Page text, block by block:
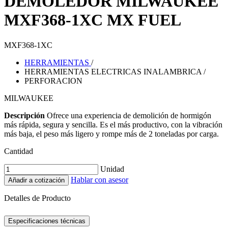
MXF368-1XC MX FUEL
MXF368-1XC
HERRAMIENTAS /
HERRAMIENTAS ELECTRICAS INALAMBRICA /
PERFORACION
MILWAUKEE
Descripción Ofrece una experiencia de demolición de hormigón
más rápida, segura y sencilla. Es el más productivo, con la vibración
más baja, el peso más ligero y rompe más de 2 toneladas por carga.
Cantidad
Unidad
Añadir a cotización Hablar con asesor
Detalles de Producto
Especificaciones técnicas